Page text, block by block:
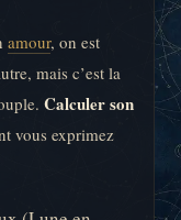
amour, on est
mais c’est la
Calculer son
vous exprimez